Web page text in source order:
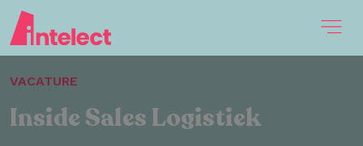
VACATURE
Inside Sales Logistiek